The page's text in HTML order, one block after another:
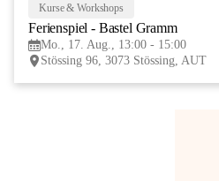
Kurse & Workshops
Ferienspiel - Bastel Gramm
Mo., 17. Aug., 13:00 - 15:00
Stössing 96, 3073 Stössing, AUT